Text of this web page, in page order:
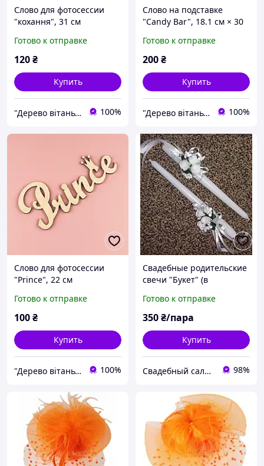
Слово для фотосессии
"кохання", 31 см
Готово к отправке
120₴
Купить
"Дерево вітань", інтернет-магазин 100%
Слово на подставке
"Candy Bar", 18.1 см × 30
Готово к отправке
200₴
Купить
"Дерево вітань", інтернет-магазин 100%
Слово для фотосессии
"Prince", 22 см
Готово к отправке
100₴
Купить
"Дерево вітань", інтернет-магазин 100%
Свадебные родительские
свечи "Букет" (в
Готово к отправке
350₴/пара
Купить
Свадебный салон "ПРИНЦЕССА" 98%